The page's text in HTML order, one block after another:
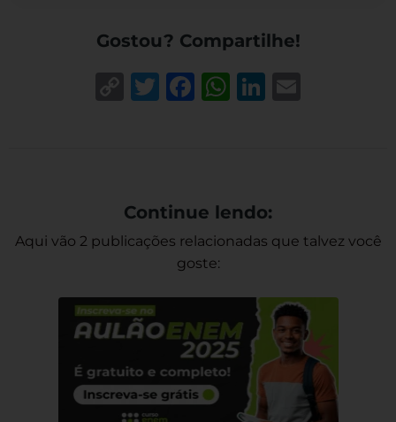
Gostou? Compartilhe!
CopyTwitter
Facebook
WhatsApp
LinkedIn
Continue lendo:
Aqui vão 2 publicações relacionadas que talvez você
goste: